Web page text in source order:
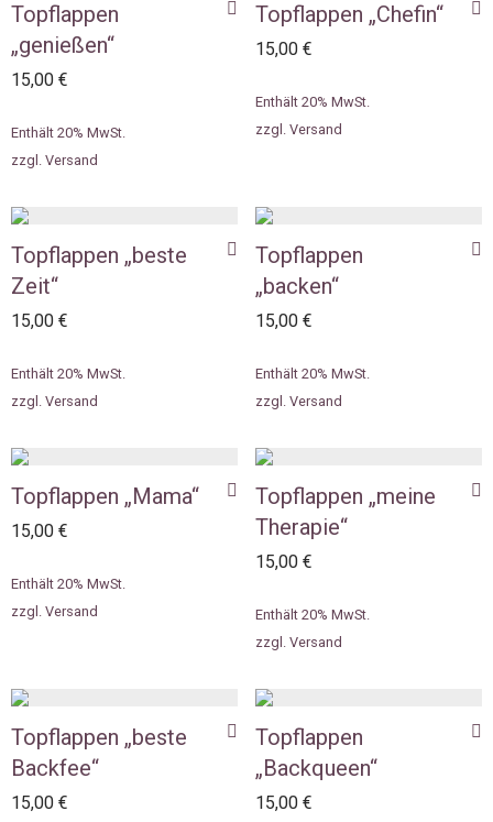
Topflappen
„genießen“
15,00 €
Enthält 20% MwSt.
zzgl. Versand
Topflappen „Chefin“
15,00 €
Enthält 20% MwSt.
zzgl. Versand
Topflappen „beste
Zeit“
15,00 €
Enthält 20% MwSt.
zzgl. Versand
Topflappen
„backen“
15,00 €
Enthält 20% MwSt.
zzgl. Versand
Topflappen „Mama“
15,00 €
Enthält 20% MwSt.
zzgl. Versand
Topflappen „meine
Therapie“
15,00 €
Enthält 20% MwSt.
zzgl. Versand
Topflappen „beste
Backfee“
15,00 €
Topflappen
„Backqueen“
15,00 €